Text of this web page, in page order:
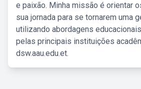
e paixão. Minha missão é orientar
sua jornada para se tornarem uma
utilizando abordagens
pelas principais instituições
dsw.aau.edu.et.